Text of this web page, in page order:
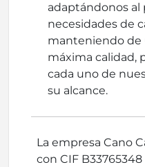
adaptándonos al
necesidades de
manteniendo de
máxima calidad,
cada uno de
su alcance.
La empresa Cano
con CIF